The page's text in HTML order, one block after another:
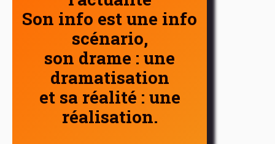
Son info est une info
scénario,
son drame : une
dramatisation
et sa réalité : une
réalisation.